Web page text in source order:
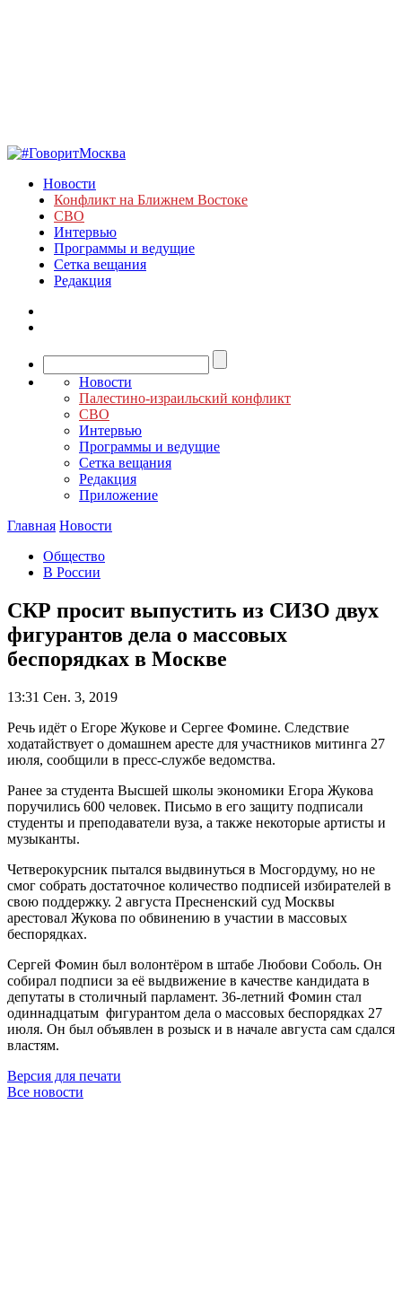
Новости
Конфликт на Ближнем Востоке
СВО
Интервью
Программы и ведущие
Сетка вещания
Редакция
Новости
Палестино-израильский конфликт
СВО
Интервью
Программы и ведущие
Сетка вещания
Редакция
Приложение
Главная Новости
Общество
В России
СКР просит выпустить из СИЗО двух
фигурантов дела о массовых
беспорядках в Москве
13:31 Сен. 3, 2019
Речь идёт о Егоре Жукове и Сергее Фомине. Следствие
ходатайствует о домашнем аресте для участников митинга 27
июля, сообщили в пресс-службе ведомства.
Ранее за студента Высшей школы экономики Егора Жукова
поручились 600 человек. Письмо в его защиту подписали
студенты и преподаватели вуза, а также некоторые артисты и
музыканты.
Четверокурсник пытался выдвинуться в Мосгордуму, но не
смог собрать достаточное количество подписей избирателей в
свою поддержку. 2 августа Пресненский суд Москвы
арестовал Жукова по обвинению в участии в массовых
беспорядках.
Сергей Фомин был волонтёром в штабе Любови Соболь. Он
собирал подписи за её выдвижение в качестве кандидата в
депутаты в столичный парламент. 36-летний Фомин стал
одиннадцатым фигурантом дела о массовых беспорядках 27
июля. Он был объявлен в розыск и в начале августа сам сдался
властям.
Версия для печати
Все новости